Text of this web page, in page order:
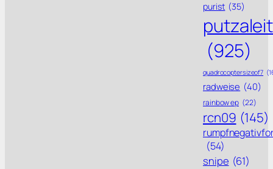
purist (35)
putzaleit
(925)
quadrocoptersizeof7
radweise (40)
rainbow ep (22)
rcn09 (145)
(54)
snipe (61)